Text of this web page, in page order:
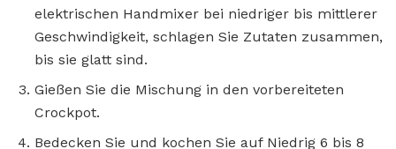
elektrischen Handmixer bei niedriger bis mittlerer
Geschwindigkeit, schlagen Sie Zutaten zusammen,
bis sie glatt sind.
Gießen Sie die Mischung in den vorbereiteten
Crockpot.
Bedecken Sie und kochen Sie auf Niedrig 6 bis 8